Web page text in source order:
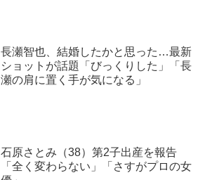
長瀬智也、結婚したかと思った…最新
ショットが話題「びっくりした」「長
瀬の肩に置く手が気になる」
石原さとみ（38）第2子出産を報告
「全く変わらない」「さすがプロの女